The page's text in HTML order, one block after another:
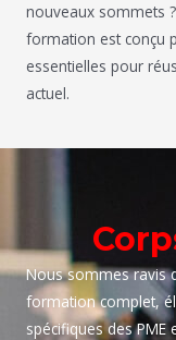
nouveaux sommets
formation est conçu
essentielles pour
actuel.
Nous sommes ravis
formation complet,
spécifiques des